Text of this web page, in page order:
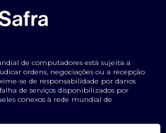
de Investimento
de computadores está sujeita a
ordens, negociações ou a recepção
se de responsabilidade por danos
de serviços disponibilizados por
conexos à rede mundial de